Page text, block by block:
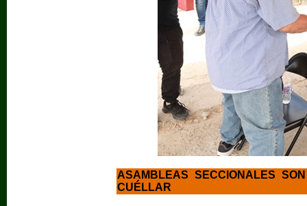
ASAMBLEAS SECCIONALES
CUÉLLAR